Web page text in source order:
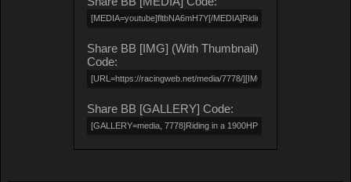
Share BB [IMG] (With Thumbnail)
Code:
Share BB [GALLERY] Code: